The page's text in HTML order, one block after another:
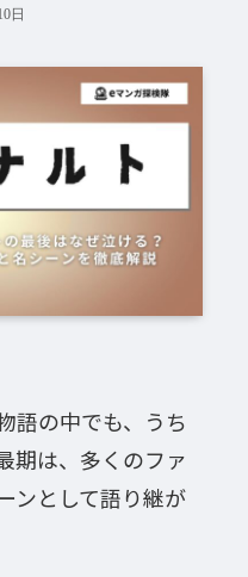
日
語の中でも、うち
期は、多くのファ
ンとして語り継が